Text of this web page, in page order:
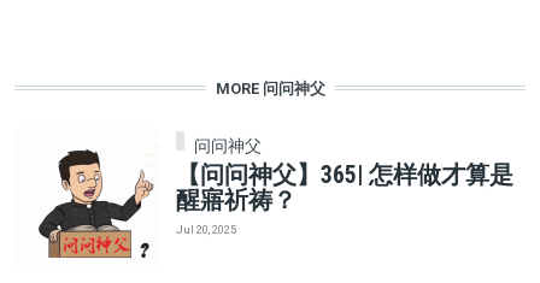
MORE 问问神父
问问神父
【问问神父】365| 怎样做才算是
醒寤祈祷？
Jul 20, 2025